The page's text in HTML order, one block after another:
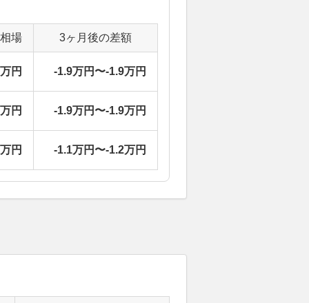
場 3ヶ月後の差額
円 -1.9万円〜-1.9万円
円 -1.9万円〜-1.9万円
円 -1.1万円〜-1.2万円